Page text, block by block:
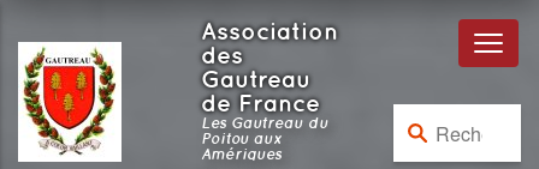
Association
des
Gautreau
de France
Les Gautreau du
Poitou aux
Amériques
Rechercher :